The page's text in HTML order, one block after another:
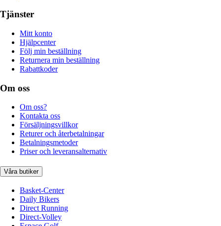
Tjänster
Mitt konto
Hjälpcenter
Följ min beställning
Returnera min beställning
Rabattkoder
Om oss
Om oss?
Kontakta oss
Försäljningsvillkor
Returer och återbetalningar
Betalningsmetoder
Priser och leveransalternativ
Våra butiker
Basket-Center
Daily Bikers
Direct Running
Direct-Volley